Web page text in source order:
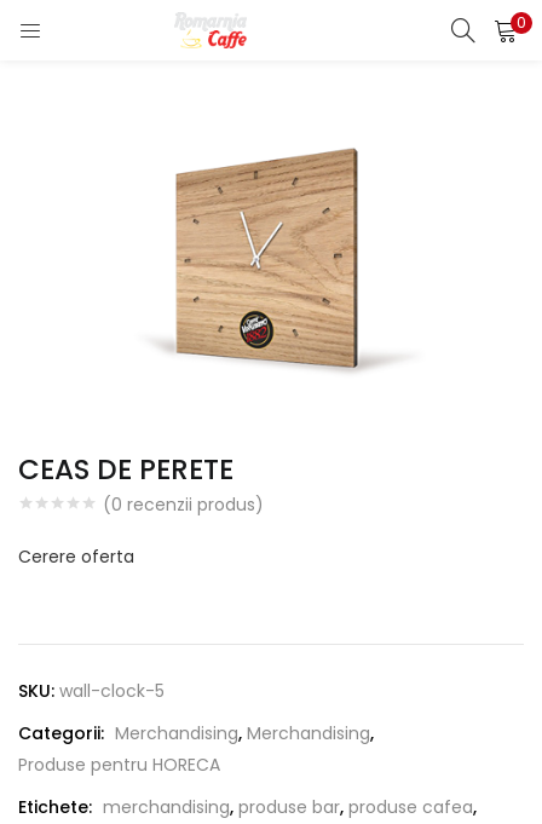
0
LOGIN REGISTER
CEAS DE PERETE
(0 recenzii produs)
Cerere oferta
SKU: wall-clock-5
Categorii: Merchandising, Merchandising,
Produse pentru HORECA
Etichete: merchandising, produse bar, produse cafea,